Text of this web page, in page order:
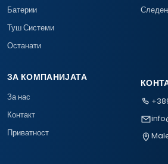
Батерии
Туш Системи
Останати
ЗА КОМПАНИЈАТА
За нас
Контакт
Приватност